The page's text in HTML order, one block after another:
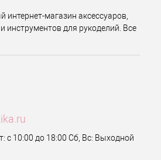
интернет-магазин аксессуаров,
инструментов для рукоделий. Все
с 10:00 до 18:00 Сб, Вс: Выходной